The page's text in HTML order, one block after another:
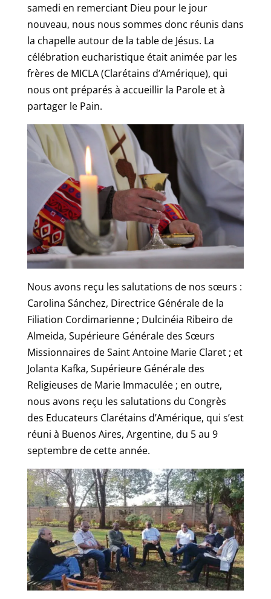
samedi en remerciant Dieu pour le jour
nouveau, nous nous sommes donc réunis dans
la chapelle autour de la table de Jésus. La
célébration eucharistique était animée par les
frères de MICLA (Clarétains d’Amérique), qui
nous ont préparés à accueillir la Parole et à
partager le Pain.
Nous avons reçu les salutations de nos sœurs :
Carolina Sánchez, Directrice Générale de la
Filiation Cordimarienne ; Dulcinéia Ribeiro de
Almeida, Supérieure Générale des Sœurs
Missionnaires de Saint Antoine Marie Claret ; et
Jolanta Kafka, Supérieure Générale des
Religieuses de Marie Immaculée ; en outre,
nous avons reçu les salutations du Congrès
des Educateurs Clarétains d’Amérique, qui s’est
réuni à Buenos Aires, Argentine, du 5 au 9
septembre de cette année.